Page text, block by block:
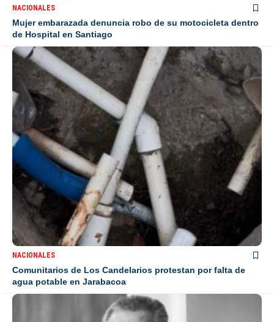
NACIONALES
Mujer embarazada denuncia robo de su motocicleta dentro
de Hospital en Santiago
NACIONALES
Comunitarios de Los Candelarios protestan por falta de
agua potable en Jarabacoa